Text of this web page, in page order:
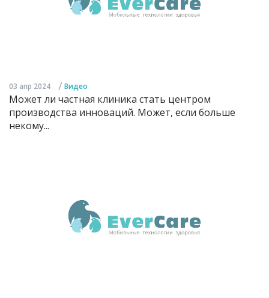
03 апр 2024 / Видео
Может ли частная клиника стать центром
производства инноваций. Может, если больше
некому...